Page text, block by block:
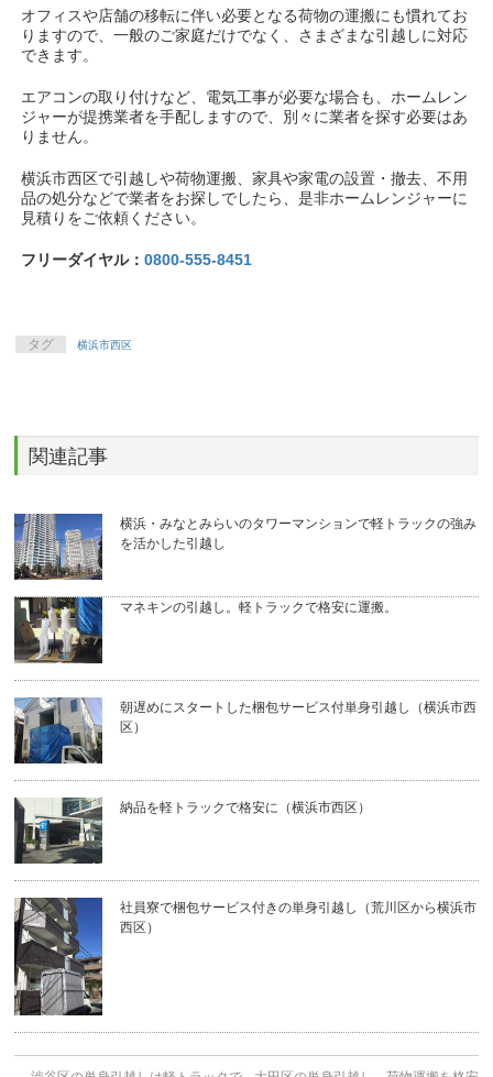
オフィスや店舗の移転に伴い必要となる荷物の運搬にも慣れてお
りますので、一般のご家庭だけでなく、さまざまな引越しに対応
できます。
エアコンの取り付けなど、電気工事が必要な場合も、ホームレン
ジャーが提携業者を手配しますので、別々に業者を探す必要はあ
りません。
横浜市西区で引越しや荷物運搬、家具や家電の設置・撤去、不用
品の処分などで業者をお探しでしたら、是非ホームレンジャーに
見積りをご依頼ください。
フリーダイヤル：0800-555-8451
タグ 横浜市西区
関連記事
横浜・みなとみらいのタワーマンションで軽トラックの強み
を活かした引越し
マネキンの引越し。軽トラックで格安に運搬。
朝遅めにスタートした梱包サービス付単身引越し（横浜市西
区）
納品を軽トラックで格安に（横浜市西区）
社員寮で梱包サービス付きの単身引越し（荒川区から横浜市
西区）